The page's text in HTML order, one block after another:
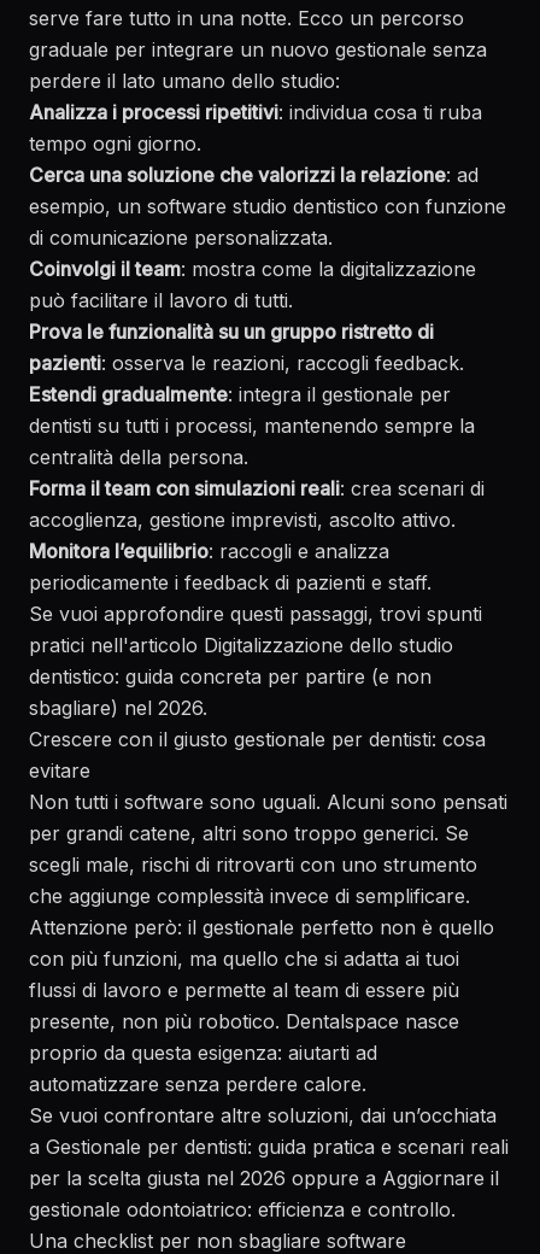
serve fare tutto in una notte. Ecco un percorso
graduale per integrare un nuovo gestionale senza
perdere il lato umano dello studio:
Analizza i processi ripetitivi: individua cosa ti ruba
tempo ogni giorno.
Cerca una soluzione che valorizzi la relazione: ad
esempio, un software studio dentistico con funzione
di comunicazione personalizzata.
Coinvolgi il team: mostra come la digitalizzazione
può facilitare il lavoro di tutti.
Prova le funzionalità su un gruppo ristretto di
pazienti: osserva le reazioni, raccogli feedback.
Estendi gradualmente: integra il gestionale per
dentisti su tutti i processi, mantenendo sempre la
centralità della persona.
Forma il team con simulazioni reali: crea scenari di
accoglienza, gestione imprevisti, ascolto attivo.
Monitora l’equilibrio: raccogli e analizza
periodicamente i feedback di pazienti e staff.
Se vuoi approfondire questi passaggi, trovi spunti
pratici nell'articolo Digitalizzazione dello studio
dentistico: guida concreta per partire (e non
sbagliare) nel 2026.
Crescere con il giusto gestionale per dentisti: cosa
evitare
Non tutti i software sono uguali. Alcuni sono pensati
per grandi catene, altri sono troppo generici. Se
scegli male, rischi di ritrovarti con uno strumento
che aggiunge complessità invece di semplificare.
Attenzione però: il gestionale perfetto non è quello
con più funzioni, ma quello che si adatta ai tuoi
flussi di lavoro e permette al team di essere più
presente, non più robotico. Dentalspace nasce
proprio da questa esigenza: aiutarti ad
automatizzare senza perdere calore.
Se vuoi confrontare altre soluzioni, dai un’occhiata
a Gestionale per dentisti: guida pratica e scenari reali
per la scelta giusta nel 2026 oppure a Aggiornare il
gestionale odontoiatrico: efficienza e controllo.
Una checklist per non sbagliare software